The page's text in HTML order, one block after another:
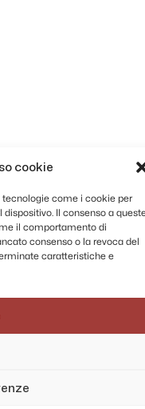
cookie
tecnologie come i cookie per
Il consenso a
il comportamento di
consenso o la revoca del
caratteristiche e